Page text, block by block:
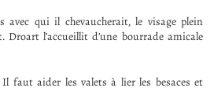
avec qui il chevaucherait, le visage plein
Droart l’accueillit d’une bourrade amicale
faut aider les valets à lier les besaces et